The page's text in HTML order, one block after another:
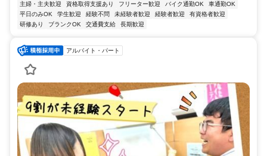
主婦・主夫歓迎
資格取得支援あり フリーター歓迎 バイク通勤OK
車通勤OK
平日のみOK
学生歓迎 経験不問 未経験者歓迎 経験者歓迎
有資格者歓迎
研修あり
ブランクOK 交通費支給 長期歓迎
アルバイト・パート